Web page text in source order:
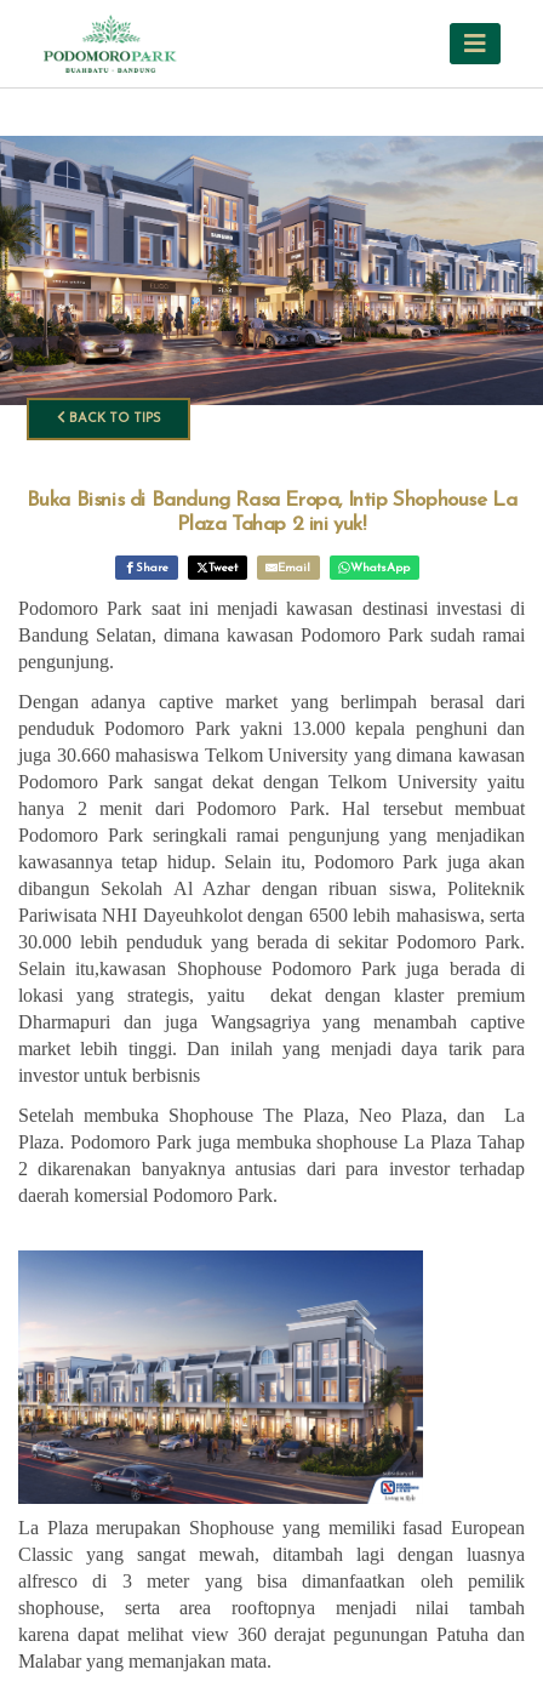
BACK TO TIPS
Buka Bisnis di Bandung Rasa Eropa, Intip Shophouse La
Plaza Tahap 2 ini yuk!
Share Tweet Email WhatsApp
Podomoro Park saat ini menjadi kawasan destinasi investasi di
Bandung Selatan, dimana kawasan Podomoro Park sudah ramai
pengunjung.
Dengan adanya captive market yang berlimpah berasal dari
penduduk Podomoro Park yakni 13.000 kepala penghuni dan
juga 30.660 mahasiswa Telkom University yang dimana kawasan
Podomoro Park sangat dekat dengan Telkom University yaitu
hanya 2 menit dari Podomoro Park. Hal tersebut membuat
Podomoro Park seringkali ramai pengunjung yang menjadikan
kawasannya tetap hidup. Selain itu, Podomoro Park juga akan
dibangun Sekolah Al Azhar dengan ribuan siswa, Politeknik
Pariwisata NHI Dayeuhkolot dengan 6500 lebih mahasiswa, serta
30.000 lebih penduduk yang berada di sekitar Podomoro Park.
Selain itu,kawasan Shophouse Podomoro Park juga berada di
lokasi yang strategis, yaitu dekat dengan klaster premium
Dharmapuri dan juga Wangsagriya yang menambah captive
market lebih tinggi. Dan inilah yang menjadi daya tarik para
investor untuk berbisnis
Setelah membuka Shophouse The Plaza, Neo Plaza, dan La
Plaza. Podomoro Park juga membuka shophouse La Plaza Tahap
2 dikarenakan banyaknya antusias dari para investor terhadap
daerah komersial Podomoro Park.
La Plaza merupakan Shophouse yang memiliki fasad European
Classic yang sangat mewah, ditambah lagi dengan luasnya
alfresco di 3 meter yang bisa dimanfaatkan oleh pemilik
shophouse, serta area rooftopnya menjadi nilai tambah
karena dapat melihat view 360 derajat pegunungan Patuha dan
Malabar yang memanjakan mata.